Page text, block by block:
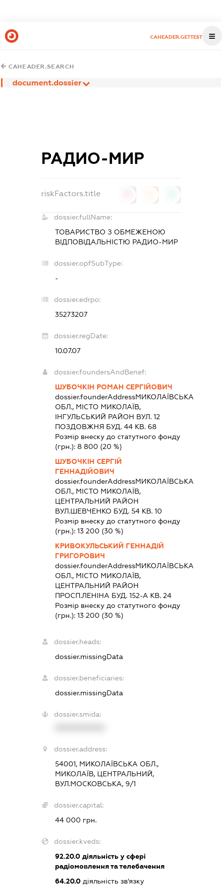
CAHEADER.GETTEST
CAHEADER.SEARCH
document.dossier
РАДИО-МИР
riskFactors.title
dossier.fullName:
ТОВАРИСТВО З ОБМЕЖЕНОЮ
ВІДПОВІДАЛЬНІСТЮ РАДИО-МИР
dossier.opfSubType:
-
dossier.edrpo:
35273207
dossier.regDate:
10.07.07
dossier.foundersAndBenef:
ШУБОЧКІН РОМАН СЕРГІЙОВИЧ
dossier.founderAddressМИКОЛАЇВСЬКА
ОБЛ., МІСТО МИКОЛАЇВ,
ІНГУЛЬСЬКИЙ РАЙОН ВУЛ. 12
ПОЗДОВЖНЯ БУД. 44 КВ. 68
Розмір внеску до статутного фонду
(грн.):8 800 (20 %)
ШУБОЧКІН СЕРГІЙ
ГЕННАДІЙОВИЧ
dossier.founderAddressМИКОЛАЇВСЬКА
ОБЛ., МІСТО МИКОЛАЇВ,
ЦЕНТРАЛЬНИЙ РАЙОН
ВУЛ.ШЕВЧЕНКО БУД. 54 КВ. 10
Розмір внеску до статутного фонду
(грн.):13 200 (30 %)
КРИВОКУЛЬСЬКИЙ ГЕННАДІЙ
ГРИГОРОВИЧ
dossier.founderAddressМИКОЛАЇВСЬКА
ОБЛ., МІСТО МИКОЛАЇВ,
ЦЕНТРАЛЬНИЙ РАЙОН
ПРОСП.ЛЕНІНА БУД. 152-А КВ. 24
Розмір внеску до статутного фонду
(грн.):13 200 (30 %)
dossier.heads:
dossier.missingData
dossier.beneficiaries:
dossier.missingData
dossier.smida:
dossier.address:
54001, МИКОЛАЇВСЬКА ОБЛ.,
МИКОЛАЇВ, ЦЕНТРАЛЬНИЙ,
ВУЛ.МОСКОВСЬКА, 9/1
dossier.capital:
44 000 грн.
dossier.kveds:
92.20.0 діяльність у сфері
радіомовлення та телебачення
64.20.0 діяльність зв'язку